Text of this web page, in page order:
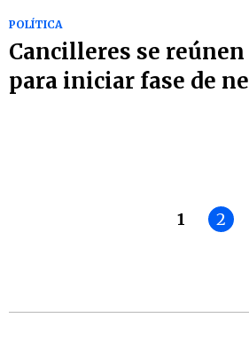
POLÍTICA
Cancilleres se reúnen
para iniciar fase de
1 2